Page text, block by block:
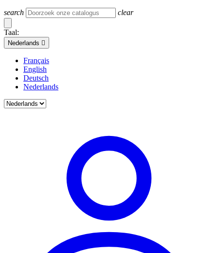
search clear
Taal:
Nederlands 
Français
English
Deutsch
Nederlands